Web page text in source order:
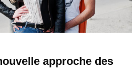
approche des